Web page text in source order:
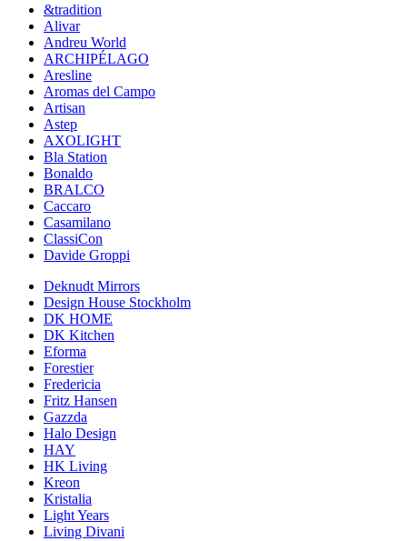
&tradition
Alivar
Andreu World
ARCHIPÉLAGO
Aresline
Aromas del Campo
Artisan
Astep
AXOLIGHT
Bla Station
Bonaldo
BRALCO
Caccaro
Casamilano
ClassiCon
Davide Groppi
Deknudt Mirrors
Design House Stockholm
DK HOME
DK Kitchen
Eforma
Forestier
Fredericia
Fritz Hansen
Gazzda
Halo Design
HAY
HK Living
Kreon
Kristalia
Light Years
Living Divani